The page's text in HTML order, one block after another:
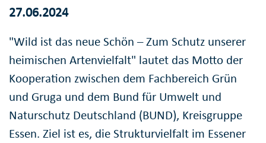
27.06.2024
"Wild ist das neue Schön – Zum Schutz unserer
heimischen Artenvielfalt" lautet das Motto der
Kooperation zwischen dem Fachbereich Grün
und Gruga und dem Bund für Umwelt und
Naturschutz Deutschland (BUND), Kreisgruppe
Essen. Ziel ist es, die Strukturvielfalt im Essener